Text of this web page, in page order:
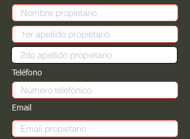
Teléfono
Email